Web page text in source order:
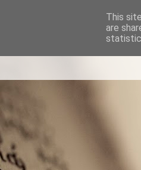
This
are